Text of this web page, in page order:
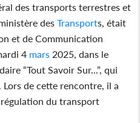
des transports terrestres et
desTransports, était
et de Communication
4 mars 2025, dans le
“Tout Savoir Sur...”, qui
Lors de cette rencontre, il a
du transport